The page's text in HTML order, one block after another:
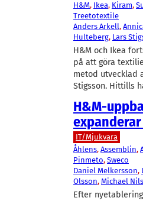
H&M, Ikea, Kiram,
Treetotextile
Anders Arkell,
Hulteberg, Lars
H&M och Ikea
på att göra
metod utvecklad
Stigsson. Hittills
H&M-
IT/Mjukvara
Åhlens, Assemblin,
Pinmeto, Sweco
Daniel Melkersson,
Olsson, Michael
Efter